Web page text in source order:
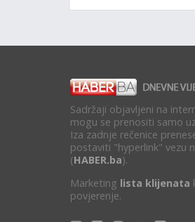
Sadržaji objavljeni na
mogu se prenositi samo
Iza zadnje rečenice
postaviti "hyperlink" vezu
(HABER.ba).
Marketing lista klijenata
povjerenje.